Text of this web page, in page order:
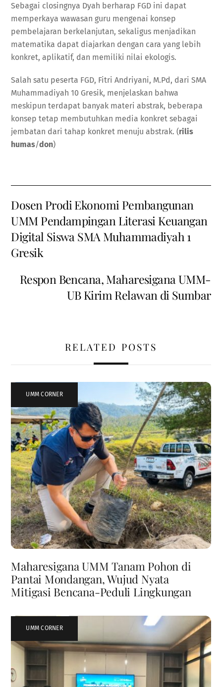
Sebagai closingnya Dyah berharap FGD ini dapat
memperkaya wawasan guru mengenai konsep
pembelajaran berkelanjutan, sekaligus menjadikan
matematika dapat diajarkan dengan cara yang lebih
konkret, aplikatif, dan memiliki nilai ekologis.
Salah satu peserta FGD, Fitri Andriyani, M.Pd, dari SMA
Muhammadiyah 10 Gresik, menjelaskan bahwa
meskipun terdapat banyak materi abstrak, beberapa
konsep tetap membutuhkan media konkret sebagai
jembatan dari tahap konkret menuju abstrak. (rilis
humas/don)
Dosen Prodi Ekonomi Pembangunan
UMM Pendampingan Literasi Keuangan
Digital Siswa SMA Muhammadiyah 1
Gresik
Respon Bencana, Maharesigana UMM-
UB Kirim Relawan di Sumbar
RELATED POSTS
UMM CORNER
Maharesigana UMM Tanam Pohon di
Pantai Mondangan, Wujud Nyata
Mitigasi Bencana-Peduli Lingkungan
UMM CORNER